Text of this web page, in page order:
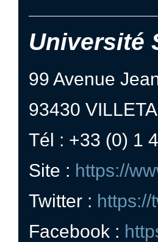
Université
99 Avenue
93430
Tél : +33 (0) 1
Site : https://
Twitter : https://
Facebook :